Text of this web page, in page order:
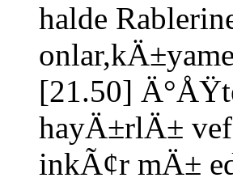
halde
[21.50]
hayÄ±rlÄ±
inkÃ¢r mÄ±